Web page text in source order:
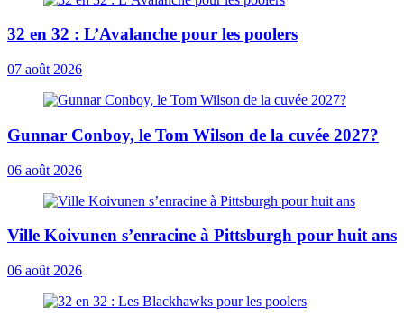
32 en 32 : L’Avalanche pour les poolers
07 août 2026
Gunnar Conboy, le Tom Wilson de la cuvée 2027?
06 août 2026
Ville Koivunen s’enracine à Pittsburgh pour huit ans
06 août 2026